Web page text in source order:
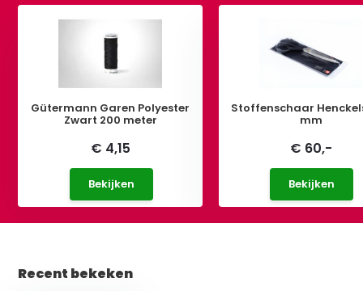
Gütermann Garen Polyester
Zwart 200 meter
€ 4,15
Bekijken
Stoffenschaar
mm
€ 60,-
Bekijken
Recent bekeken